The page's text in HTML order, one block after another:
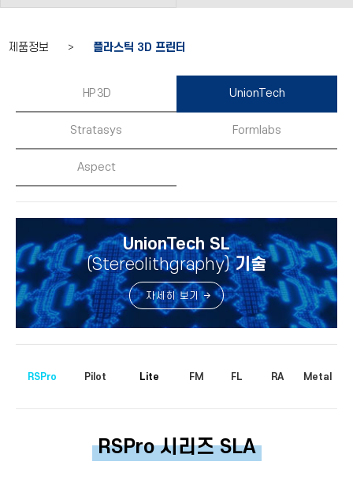
제품정보 > 플라스틱 3D 프린터
HP 3D UnionTech
Stratasys Formlabs
Aspect
UnionTech SL
(Stereolithgraphy)기술
자세히 보기
RSPro Pilot Lite FM FL RA Metal
RSPro 시리즈 SLA